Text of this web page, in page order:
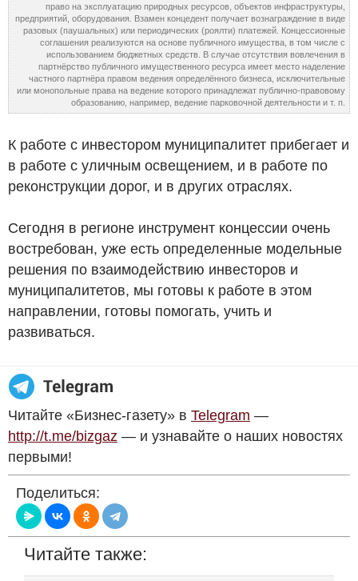
право на эксплуатацию природных ресурсов, объектов инфраструктуры,
предприятий, оборудования. Взамен концедент получает вознаграждение в виде
разовых (паушальных) или периодических (роялти) платежей. Концессионные
соглашения реализуются на основе публичного имущества, в том числе с
использованием бюджетных средств. В случае отсутствия вовлечения в
партнёрство публичного имущественного ресурса имеет место наделение
частного партнёра правом ведения определённого бизнеса, исключительные
или монопольные права на ведение которого принадлежат публично-правовому
образованию, например, ведение парковочной деятельности и т. п.
К работе с инвестором муниципалитет прибегает и
в работе с уличным освещением, и в работе по
реконструкции дорог, и в других отраслях.
Сегодня в регионе инструмент концессии очень
востребован, уже есть определенные модельные
решения по взаимодействию инвесторов и
муниципалитетов, мы готовы к работе в этом
направлении, готовы помогать, учить и
развиваться.
Читайте «Бизнес-газету» в Telegram —
http://t.me/bizgaz — и узнавайте о наших новостях
первыми!
Поделиться:
Читайте также: